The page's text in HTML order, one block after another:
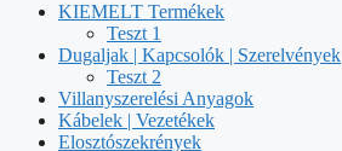
KIEMELT Termékek
Teszt 1
Dugaljak | Kapcsolók | Szerelvények
Teszt 2
Villanyszerelési Anyagok
Kábelek | Vezetékek
Elosztószekrények